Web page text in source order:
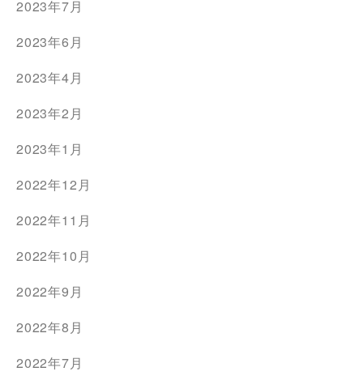
2023年7月
2023年6月
2023年4月
2023年2月
2023年1月
2022年12月
2022年11月
2022年10月
2022年9月
2022年8月
2022年7月